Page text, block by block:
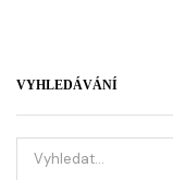
VYHLEDÁVÁNÍ